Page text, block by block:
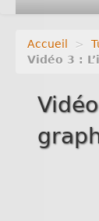
Accueil >
Vidéo 3 :